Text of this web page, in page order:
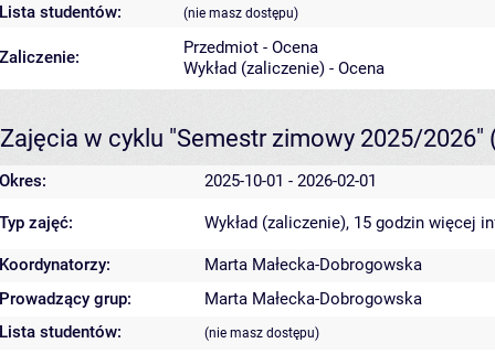
Lista studentów: (nie masz dostępu)
Zaliczenie:
Przedmiot - Ocena
Wykład (zaliczenie) - Ocena
Zajęcia w cyklu "Semestr zimowy 2025/2026"
Okres: 2025-10-01 - 2026-02-01
Typ zajęć: Wykład (zaliczenie), 15 godzin więcej
Koordynatorzy:
Marta Małecka-Dobrogowska
Prowadzący grup:
Marta Małecka-Dobrogowska
Lista studentów:
(nie masz dostępu)